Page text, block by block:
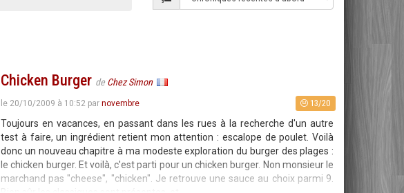
Chicken Burger de Chez Simon
le 20/10/2009 à 10:52 parnovembre 13/20
Toujours en vacances, en passant dans les rues à la recherche d'un autre
test à faire, un ingrédient retient mon attention : escalope de poulet. Voilà
donc un nouveau chapitre à ma modeste exploration du burger des plages :
le chicken burger. Et voilà, c'est parti pour un chicken burger. Non monsieur le
marchand pas "cheese", "chicken". Je retrouve une sauce au choix parmi 9.